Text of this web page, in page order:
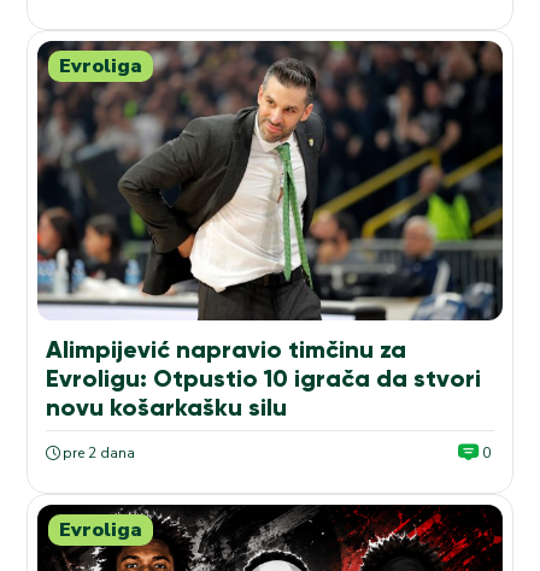
Evroliga
Alimpijević napravio timčinu za
Evroligu: Otpustio 10 igrača da stvori
novu košarkašku silu
pre 2 dana 0
Evroliga